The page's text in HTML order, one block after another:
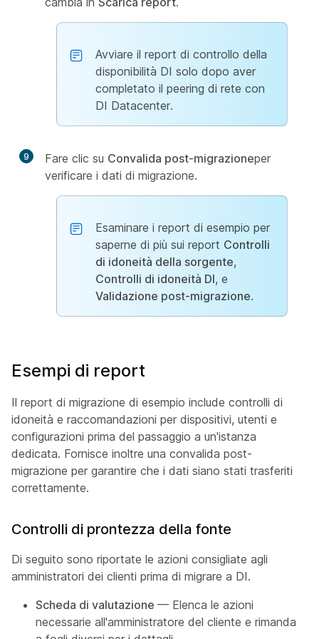
Avviare il report di controllo della
disponibilità DI solo dopo aver
completato il peering di rete con
DI Datacenter.
9 Fare clic su Convalida post-migrazioneper
verificare i dati di migrazione.
Esaminare i report di esempio per
saperne di più sui report Controlli
di idoneità della sorgente,
Controlli di idoneità DI, e
Validazione post-migrazione.
Esempi di report
Il report di migrazione di esempio include controlli di
idoneità e raccomandazioni per dispositivi, utenti e
configurazioni prima del passaggio a un'istanza
dedicata. Fornisce inoltre una convalida post-
migrazione per garantire che i dati siano stati trasferiti
correttamente.
Controlli di prontezza della fonte
Di seguito sono riportate le azioni consigliate agli
amministratori dei clienti prima di migrare a DI.
Scheda di valutazione — Elenca le azioni
necessarie all'amministratore del cliente e rimanda